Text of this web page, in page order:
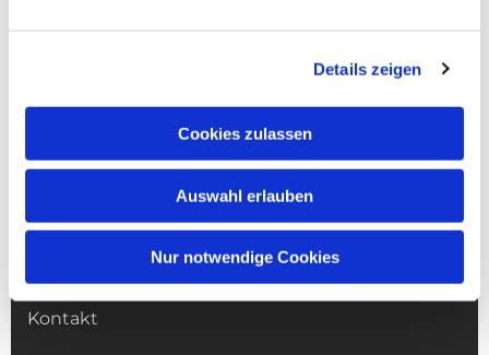
Details zeigen
Cookies zulassen
Auswahl erlauben
Nur notwendige Cookies
Gottesdienste
Veranstaltungen & Angebote
Kindertagesstätte St. Andreas
Kontakt